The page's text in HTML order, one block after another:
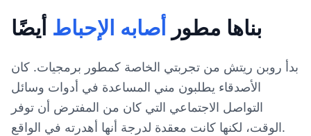
بناها مطور أصابه الإحباط أيضًا
بدأ روبن ريتش من تجربتي الخاصة كمطور برمجيات. كان
الأصدقاء يطلبون مني المساعدة في أدوات وسائل
التواصل الاجتماعي التي كان من المفترض أن توفر
الوقت، لكنها كانت معقدة لدرجة أنها أهدرته في الواقع.